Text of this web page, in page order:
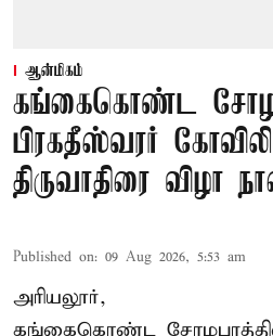
ஆன்மிகம்
கங்கைகொண்ட
பிரகதீஸ்வரர்
திருவாதிரை விழா
Published on: 09 Aug 2026, 5:53 am
அரியலூர்,
கங்கைகொண்ட